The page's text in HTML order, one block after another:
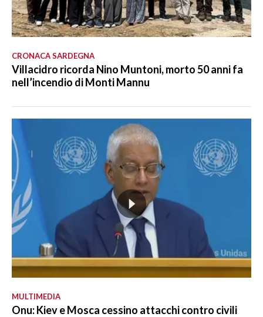
CRONACA SARDEGNA
Villacidro ricorda Nino Muntoni, morto 50 anni fa
nell’incendio di Monti Mannu
MULTIMEDIA
Onu: Kiev e Mosca cessino attacchi contro civili